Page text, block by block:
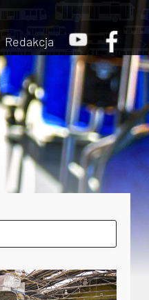
Redakcja